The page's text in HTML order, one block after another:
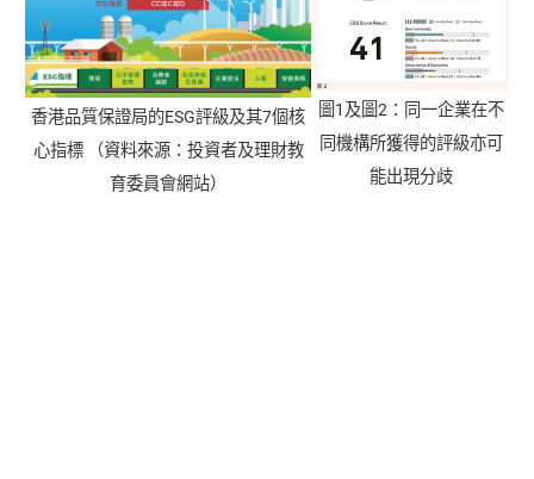
香港品質保證局的ESG評級及其7個核
心指標 （資料來源：投資者及理財教
育委員會網站）
圖1及圖2：同一企業在不
同機構所獲得的評級亦可
能出現分歧